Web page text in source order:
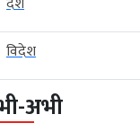
विदेश
अभी